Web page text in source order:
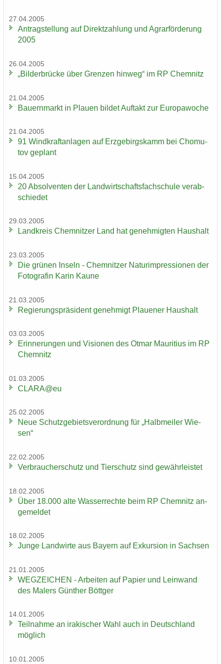
27.04.2005
An­trag­stel­lung auf Di­rekt­zah­lung und Agrar­för­de­rung
2005
26.04.2005
„Bil­der­brü­cke über Gren­zen hin­weg“ im RP Chem­nitz
21.04.2005
Bau­ern­markt in Plau­en bil­det Auf­takt zur Eu­ro­pa­wo­che
21.04.2005
91 Wind­kraft­an­la­gen auf Erz­ge­birgs­kamm bei Chomu­
tov ge­plant
15.04.2005
20 Ab­sol­ven­ten der Land­wirt­schafts­fach­schu­le ver­ab­
schie­det
29.03.2005
Land­kreis Chem­nit­zer Land hat ge­neh­mig­ten Haus­halt
23.03.2005
Die grü­nen In­seln - Chem­nit­zer Na­turim­pres­sio­nen der
Fo­to­gra­fin Karin Kaune
21.03.2005
Re­gie­rungs­prä­si­dent ge­neh­migt Plaue­ner Haus­halt
03.03.2005
Er­in­ne­run­gen und Vi­sio­nen des Otmar Mau­ri­ti­us im RP
Chem­nitz
01.03.2005
CLARA@eu
25.02.2005
Neue Schutz­ge­biets­ver­ord­nung für „Halb­mei­ler Wie­
sen“
22.02.2005
Ver­brau­cher­schutz und Tier­schutz sind ge­währ­leis­tet
18.02.2005
Über 18.000 alte Was­ser­rech­te beim RP Chem­nitz an­
ge­mel­det
18.02.2005
Junge Land­wir­te aus Bay­ern auf Ex­kur­si­on in Sach­sen
21.01.2005
WEG­ZEI­CHEN - Ar­bei­ten auf Pa­pier und Lein­wand
des Ma­lers Gün­ther Bött­ger
14.01.2005
Teil­nah­me an ira­ki­scher Wahl auch in Deutsch­land
mög­lich
10.01.2005